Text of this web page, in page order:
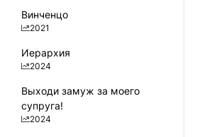
Винченцо
2021
Иерархия
2024
Выходи замуж за моего
супруга!
2024